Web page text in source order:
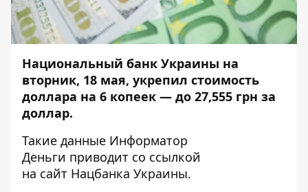
Национальный банк Украины на
вторник, 18 мая, укрепил стоимость
доллара на 6 копеек — до 27,555 грн за
доллар.
Такие данные Информатор
Деньги приводит со ссылкой
на сайт Нацбанка Украины.